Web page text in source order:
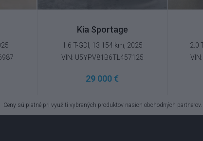
Kia Sportage
1.6 T-GDI, 13 154 km, 2025
VIN: U5YPV81B6TL457125
29 000 €
2.0
Ceny sú platné pri využití vybraných produktov nasich obchodných partnerov.